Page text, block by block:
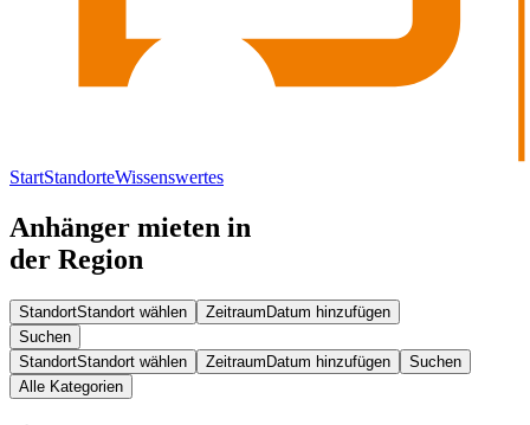
StartStandorteWissenswertes
Anhänger mieten in
der Region
StandortStandort wählen Zeitraum Datum hinzufügen
Suchen
StandortStandort wählen Zeitraum Datum hinzufügen
Suchen
Alle Kategorien